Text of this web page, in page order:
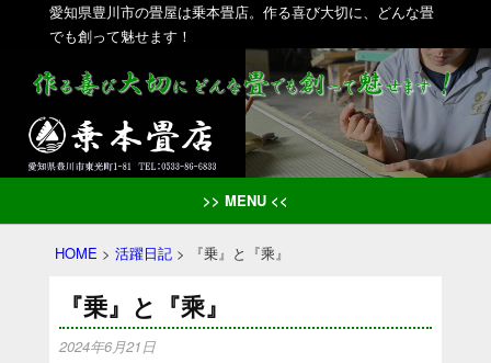
愛知県豊川市の畳屋は乗本畳店。作る喜び大切に、どんな畳
でも創って魅せます！
>> MENU <<
HOME > 活躍日記> 『乗』と『乘』
『乗』と『乘』
2024年6月21日